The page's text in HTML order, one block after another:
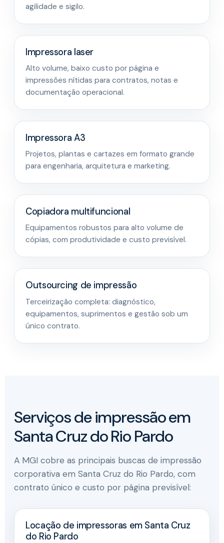
agilidade e sigilo.
Impressora laser
Alto volume, baixo custo por página e
impressões nítidas para contratos, notas e
documentação operacional.
Impressora A3
Projetos, plantas e cartazes em formato grande
para engenharia, arquitetura e marketing.
Copiadora multifuncional
Equipamentos robustos para alto volume de
cópias, com produtividade e custo previsível.
Outsourcing de impressão
Terceirização completa: diagnóstico,
equipamentos, suprimentos e gestão sob um
único contrato.
Serviços de impressão em
Santa Cruz do Rio Pardo
A MGI cobre as principais buscas de impressão
corporativa em Santa Cruz do Rio Pardo, com
contrato único e custo por página previsível:
Locação de impressoras em Santa Cruz
do Rio Pardo